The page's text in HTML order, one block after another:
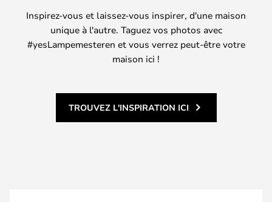
Inspirez-vous et laissez-vous inspirer, d'une maison
unique à l'autre. Taguez vos photos avec
#yesLampemesteren et vous verrez peut-être votre
maison ici !
TROUVEZ L'INSPIRATION ICI